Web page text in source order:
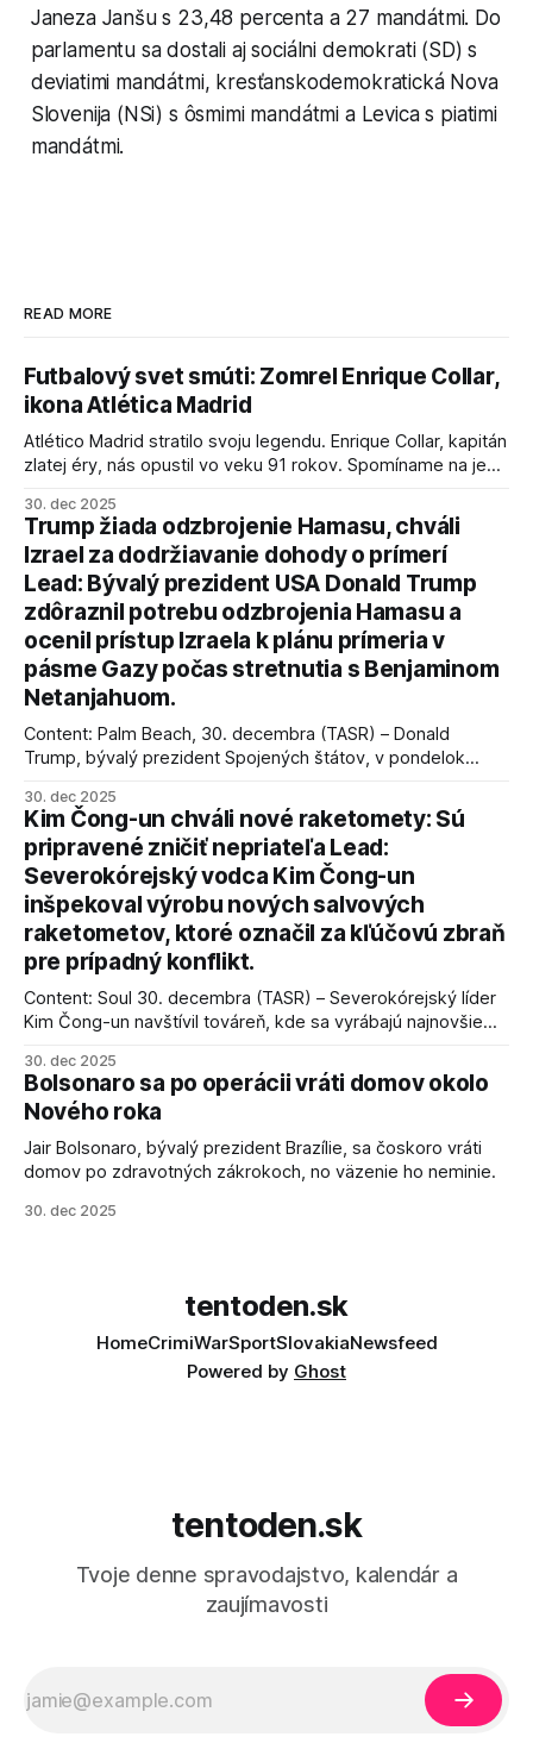
Janeza Janšu s 23,48 percenta a 27 mandátmi. Do
parlamentu sa dostali aj sociálni demokrati (SD) s
deviatimi mandátmi, kresťanskodemokratická Nova
Slovenija (NSi) s ôsmimi mandátmi a Levica s piatimi
mandátmi.
READ MORE
Futbalový svet smúti: Zomrel Enrique Collar,
ikona Atlética Madrid
Atlético Madrid stratilo svoju legendu. Enrique Collar, kapitán
zlatej éry, nás opustil vo veku 91 rokov. Spomíname na jeho
30. dec 2025
Trump žiada odzbrojenie Hamasu, chváli
Izrael za dodržiavanie dohody o prímerí
Lead: Bývalý prezident USA Donald Trump
zdôraznil potrebu odzbrojenia Hamasu a
ocenil prístup Izraela k plánu prímeria v
pásme Gazy počas stretnutia s Benjaminom
Netanjahuom.
Content: Palm Beach, 30. decembra (TASR) – Donald
Trump, bývalý prezident Spojených štátov, v pondelok
kľúčové pre úspešné dosiahnutie prímeria v Gaze. Agentúra
AFP informuje, že Trump vyjadril presvedčenie, že Izrael plní
podmienky dohody o prí
30. dec 2025
Kim Čong-un chváli nové raketomety: Sú
pripravené zničiť nepriateľa Lead:
Severokórejský vodca Kim Čong-un
inšpekoval výrobu nových salvových
raketometov, ktoré označil za kľúčovú zbraň
pre prípadný konflikt.
Content: Soul 30. decembra (TASR) – Severokórejský líder
Kim Čong-un navštívil továreň, kde sa vyrábajú najnovšie
schopnosti. Informovali o tom štátne médiá KĽDR, na ktoré
sa odvoláva agentúra AFP.
30. dec 2025
Bolsonaro sa po operácii vráti domov okolo
Nového roka
Jair Bolsonaro, bývalý prezident Brazílie, sa čoskoro vráti
domov po zdravotných zákrokoch, no väzenie ho neminie.
30. dec 2025
tentoden.sk
HomeCrimiWarSportSlovakiaNewsfeed
Powered by Ghost
tentoden.sk
Tvoje denne spravodajstvo, kalendár a
zaujímavosti